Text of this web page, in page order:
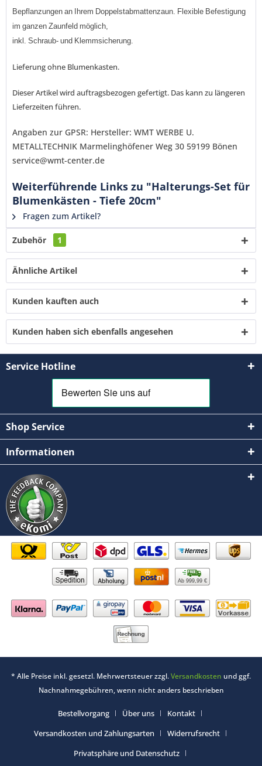
verstanden und stimme zu. *
Senden
Bepflanzungen an Ihrem Doppelstabmattenzaun. Flexible Befestigung
im ganzen Zaunfeld möglich,
inkl . Schraub- und Klemmsicherung.
Lieferung ohne Blumenkasten.
Dieser Artikel wird auftragsbezogen gefertigt. Das kann zu längeren
Lieferzeiten führen.
Angaben zur GPSR: Hersteller: WMT WERBE U.
METALLTECHNIK Marmelinghöfener Weg 30 59199 Bönen
service@wmt-center.de
Weiterführende Links zu "Halterungs-Set für
Blumenkästen - Tiefe 20cm"
Fragen zum Artikel?
Zubehör 1
Ähnliche Artikel
Kunden kauften auch
Kunden haben sich ebenfalls angesehen
Service Hotline
Shop Service
Informationen
Ab 999,99 €
* Alle Preise inkl. gesetzl. Mehrwertsteuer zzgl.Versandkosten und ggf.
Nachnahmegebühren, wenn nicht anders beschrieben
Bestellvorgang Über uns
Kontakt
Versandkosten und Zahlungsarten
Widerrufsrecht
Privatsphäre und Datenschutz